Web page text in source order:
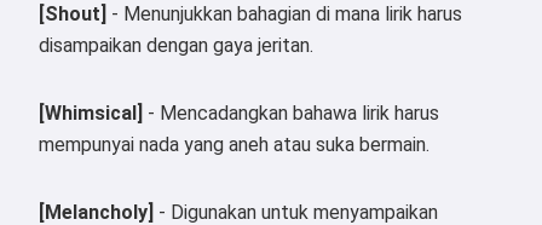
[Shout] - Menunjukkan bahagian di mana lirik harus
disampaikan dengan gaya jeritan.
[Whimsical] - Mencadangkan bahawa lirik harus
mempunyai nada yang aneh atau suka bermain.
[Melancholy] - Digunakan untuk menyampaikan